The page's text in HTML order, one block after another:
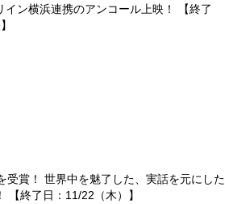
ン横浜連携のアンコール上映！ 【終了
受賞！ 世界中を魅了した、実話を元にした
【終了日：11/22（木）】